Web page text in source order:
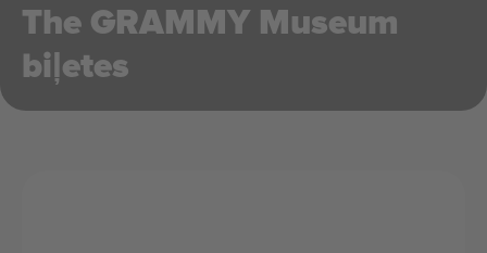
The GRAMMY Museum
biļetes